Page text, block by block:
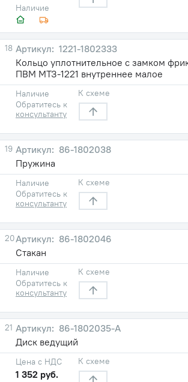
Наличие
18
1221-1802333
Кольцо уплотнительное с замком
ПВМ МТЗ-1221 внутреннее малое
Наличие
Обратитесь к
консультанту
К схеме
19
86-1802038
Пружина
Наличие
Обратитесь к
консультанту
К схеме
20
86-1802046
Стакан
Наличие
Обратитесь к
консультанту
К схеме
21
86-1802035-А
Диск ведущий
Цена с НДС
1 352 руб.
К схеме